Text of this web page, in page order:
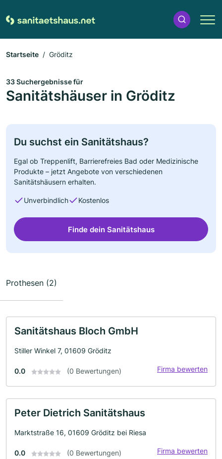
Startseite Gröditz
33 Suchergebnisse für
Sanitätshäuser in Gröditz
Du suchst ein Sanitätshaus?
Egal ob Treppenlift, Barrierefreies Bad oder Medizinische
Produkte – jetzt Angebote von verschiedenen
Sanitätshäusern erhalten.
Unverbindlich Kostenlos
Finde dein Sanitätshaus
Prothesen (2)
Sanitätshaus Bloch GmbH
Stiller Winkel 7, 01609 Gröditz
0.0 (0 Bewertungen) Firma bewerten
Peter Dietrich Sanitätshaus
Marktstraße 16, 01609 Gröditz bei Riesa
0.0 (0 Bewertungen) Firma bewerten